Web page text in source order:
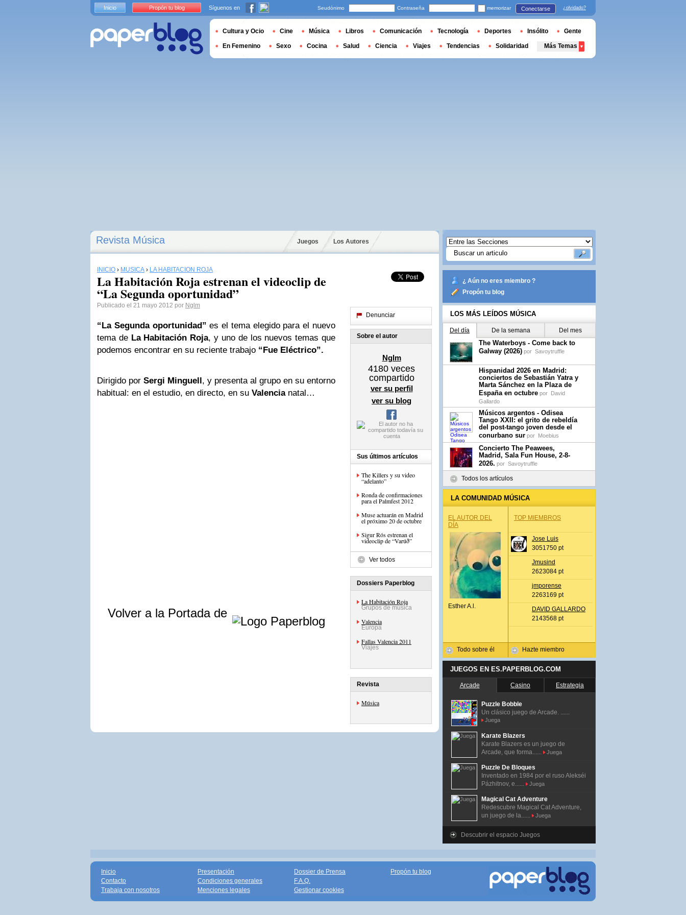
Revista Música Juegos Los Autores
INICIO › MÚSICA › LA HABITACIÓN ROJA
La Habitación Roja estrenan el videoclip de
“La Segunda oportunidad”
Publicado el 21 mayo 2012 por Nglm
“La Segunda oportunidad” es el tema elegido para el nuevo
tema de La Habitación Roja, y uno de los nuevos temas que
podemos encontrar en su reciente trabajo “Fue Eléctrico”.
Dirigido por Sergi Minguell, y presenta al grupo en su entorno
habitual: en el estudio, en directo, en su Valencianatal…
Volver a la Portada de
Denunciar
Sobre el autor
Nglm
4180 veces
compartido
ver su perfil
ver su blog
Sus últimos artículos
The Killers y su video
“adelanto”
Ronda de confirmaciones
para el Palmfest 2012
Muse actuarán en Madrid
el próximo 20 de octubre
Sigur Rós estrenan el
videoclip de “Varúð”
Ver todos
Dossiers Paperblog
La Habitación Roja
Grupos de música
Valencia
Europa
Fallas Valencia 2011
Viajes
Revista
Música
¿ Aún no eres miembro ?
Propón tu blog
LOS MÁS LEÍDOS MÚSICA
Del día De la semana Del mes
The Waterboys - Come back to
Galway (2026) por Savoytruffle
Hispanidad 2026 en Madrid:
conciertos de Sebastián Yatra y
Marta Sánchez en la Plaza de
España en octubre por David
Gallardo
Músicos argentos - Odisea
Tango XXII: el grito de rebeldía
del post-tango joven desde el
conurbano sur por Moebius
Concierto The Peawees,
Madrid, Sala Fun House, 2-8-
2026. por Savoytruffle
Todos los artículos
LA COMUNIDAD MÚSICA
EL AUTOR DEL
DÍA
Esther A.l.
Todo sobre él
TOP MIEMBROS
Jose Luis
3051750 pt
Jmusind
2623084 pt
jmporense
2263169 pt
DAVID GALLARDO
2143568 pt
Hazte miembro
JUEGOS EN ES.PAPERBLOG.COM
Arcade Casino Estrategia
Puzzle Bobble
Un clásico juego de Arcade. ......
Juega
Karate Blazers
Karate Blazers es un juego de
Arcade, que forma......
Juega
Puzzle De Bloques
Inventado en 1984 por el ruso Alekséi
Pázhitnov, e......
Juega
Magical Cat Adventure
Redescubre Magical Cat Adventure,
un juego de la......
Juega
Descubrir el espacio Juegos
Inicio Propón tu blog Síguenos en Seudónimo Contraseña memorizar Conectarse ¿olvidado?
Cultura y Ocio Cine Música Libros Comunicación Tecnología Deportes Insólito Gente
En Femenino Sexo Cocina Salud Ciencia Viajes Tendencias Solidaridad Más Temas
Inicio
Contacto
Trabaja con nosotros
Presentación
Condiciones generales
Menciones legales
Dossier de Prensa
F.A.Q.
Gestionar cookies
Propón tu blog